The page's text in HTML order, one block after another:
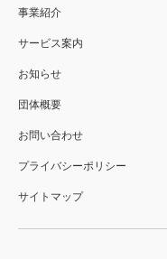
事業紹介
サービス案内
お知らせ
団体概要
お問い合わせ
プライバシーポリシー
サイトマップ